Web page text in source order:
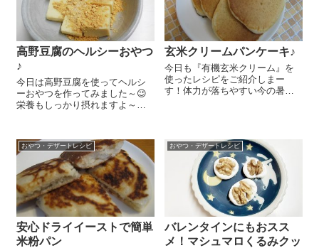
高野豆腐のヘルシーおやつ
♪
今日は高野豆腐を使ってヘルシ
ーおやつを作ってみました～😉
栄養もしっかり摂れますよ～！
ります。小鍋に豆乳(または牛
乳) 大さじ4、『オーガニック
メープルシロップ』 大さじ1...
玄米クリームパンケーキ♪
今日も『有機玄米クリーム』を
使ったレシピをご紹介しまー
す！体力が落ちやすい今の暑い
単です＼(^o^)／ 『有機玄米クリ
おやつ・デザートレシピ
安心ドライイーストで簡単
米粉パン
おやつ・デザートレシピ
バレンタインにもおスス
メ！マシュマロくるみクッ